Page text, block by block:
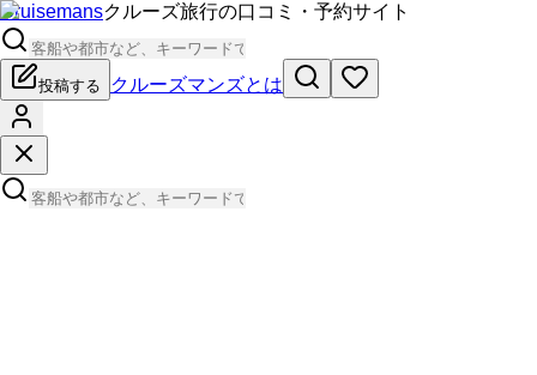
Cruisemansクルーズ旅行の口コミ・予約サイト
投稿する クルーズマンズとは